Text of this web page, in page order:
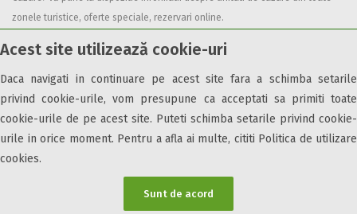
Acest site utilizează cookie-uri
Daca navigati in continuare pe acest site fara a schimba setarile
privind cookie-urile, vom presupune ca acceptati sa primiti toate
cookie-urile de pe acest site. Puteti schimba setarile privind cookie-
urile in orice moment. Pentru a afla ai multe, cititi Politica de utilizare
cookies.
Sunt de acord
zonele turistice, oferte speciale, rezervari online.
condițiile de utilizare.
Informații utile Parteneri Cazare7